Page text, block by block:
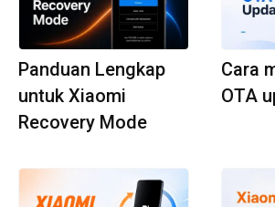
Panduan Lengkap
untuk Xiaomi
Recovery Mode
Cara
OTA